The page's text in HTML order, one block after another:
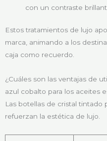
con un contraste
Estos tratamientos de lujo
marca, animando a los
caja como recuerdo.
¿Cuáles son las ventajas de
azul cobalto para los aceites
Las botellas de cristal
refuerzan la estética de lujo.